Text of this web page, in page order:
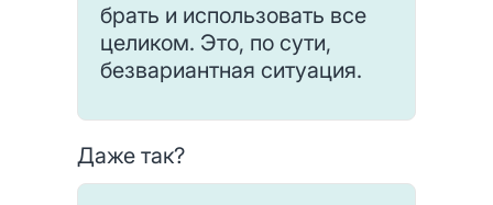
брать и использовать все
целиком. Это, по сути,
безвариантная ситуация.
Даже так?